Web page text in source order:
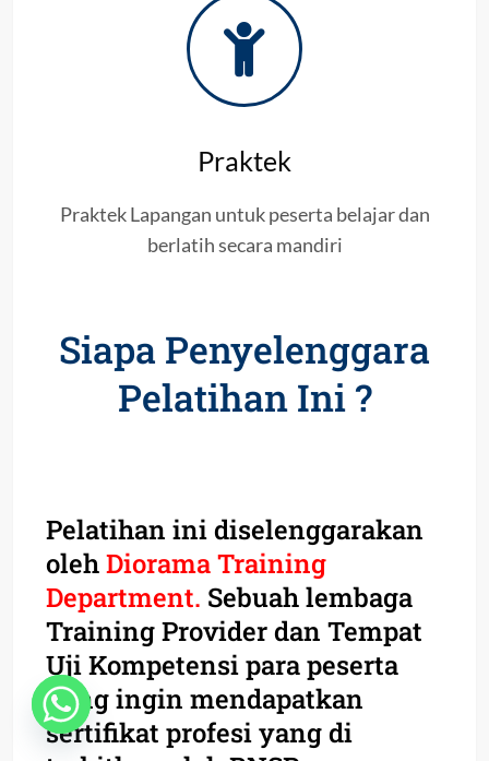
Praktek
Praktek Lapangan untuk peserta belajar dan
berlatih secara mandiri
Siapa Penyelenggara
Pelatihan Ini ?
Pelatihan ini diselenggarakan
olehDiorama Training
Department. Sebuah lembaga
Training Provider dan Tempat
Uji Kompetensi para peserta
yang ingin mendapatkan
sertifikat profesi yang di